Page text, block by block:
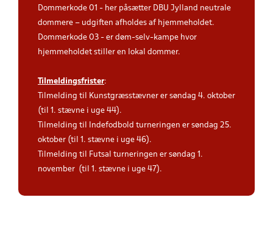
Dommerkode 01 - her påsætter DBU Jylland neutrale
dommere – udgiften afholdes af hjemmeholdet.
Dommerkode 03 - er døm-selv-kampe hvor
hjemmeholdet stiller en lokal dommer.
Tilmeldingsfrister:
Tilmelding til Kunstgræsstævner er søndag 4. oktober
(til 1. stævne i uge 44).
Tilmelding til Indefodbold turneringen er søndag 25.
oktober (til 1. stævne i uge 46).
Tilmelding til Futsal turneringen er søndag 1.
november (til 1. stævne i uge 47).